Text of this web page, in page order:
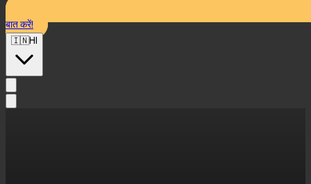
बात करें!
🇮🇳HI